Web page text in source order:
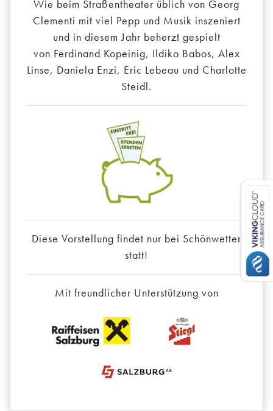
Wie beim Straßentheater üblich von Georg
Clementi mit viel Pepp und Musik inszeniert
und in diesem Jahr beherzt gespielt
von Ferdinand Kopeinig, Ildiko Babos, Alex
Linse, Daniela Enzi, Eric Lebeau und Charlotte
Steidl.
Diese Vorstellung findet nur bei Schönwetter
statt!
Mit freundlicher Unterstützung von